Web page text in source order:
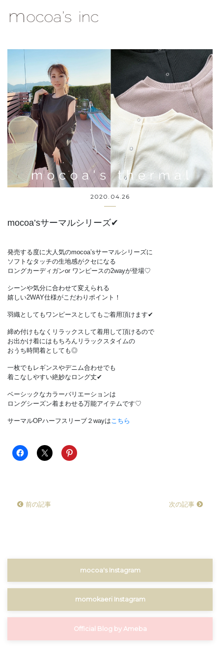
2020.04.26
mocoa’sサーマルシリーズ✔︎
発売する度に大人気のmocoa’sサーマルシリーズに
ソフトなタッチの生地感がクセになる
ロングカーディガンor ワンピースの2wayが登場♡
シーンや気分に合わせて変えられる
嬉しい2WAY仕様がこだわりポイント！
羽織としてもワンピースとしてもご着用頂けます✔︎
締め付けもなくリラックスして着用して頂けるので
お出かけ着にはもちろんリラックスタイムの
おうち時間着としても◎
一枚でもレギンスやデニム合わせでも
着こなしやすい絶妙なロング丈✔︎
ベーシックなカラーバリエーションは
ロングシーズン着まわせる万能アイテムです♡
サーマルOPハーフスリーブ２wayは こちら
前の記事 次の記事
mocoa's Instagram
momokaeri Instagram
Official Blog by Ameba